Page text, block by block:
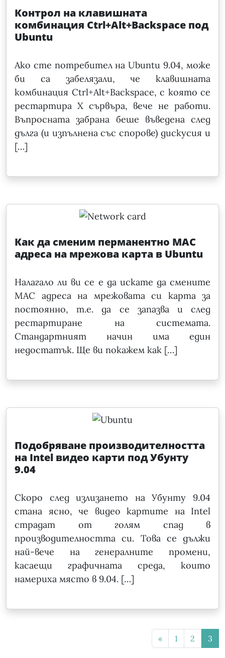
Контрол на клавишната
комбинация Ctrl+Alt+Backspace под
Ubuntu
Ако сте потребител на Ubuntu 9.04, може
би са забелязали, че клавишната
комбинация Ctrl+Alt+Backspacе, с която се
рестартира Х сървъра, вече не работи.
Въпросната забрана беше въведена след
дълга (и изпълнена със спорове) дискусия и
[…]
Как да сменим перманентно MAC
адреса на мрежова карта в Ubuntu
Налагало ли ви се е да искате да смените
MAC адреса на мрежовата си карта за
постоянно, т.е. да се запазва и след
рестартиране на системата.
Стандартният начин има един
недостатък. Ще ви покажем как […]
Подобряване производителността
на Intel видео карти под Убунту
9.04
Скоро след излизането на Убунту 9.04
стана ясно, че видео картите на Intel
страдат от голям спад в
производителността си. Това се дължи
най-вече на генералните промени,
касаещи графичната среда, които
намериха място в 9.04. […]
« 1 2 3